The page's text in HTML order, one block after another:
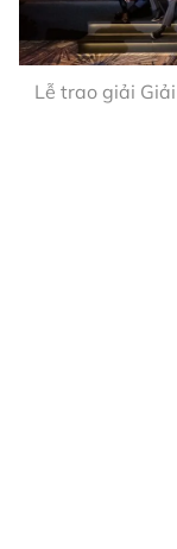
Lễ trao giải